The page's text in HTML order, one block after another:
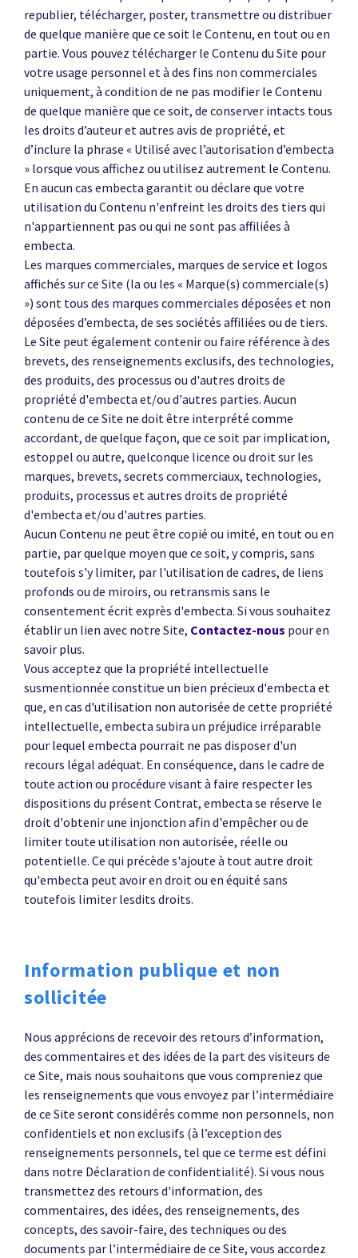
republier, télécharger, poster, transmettre ou distribuer
de quelque manière que ce soit le Contenu, en tout ou en
partie. Vous pouvez télécharger le Contenu du Site pour
votre usage personnel et à des fins non commerciales
uniquement, à condition de ne pas modifier le Contenu
de quelque manière que ce soit, de conserver intacts tous
les droits d’auteur et autres avis de propriété, et
d’inclure la phrase « Utilisé avec l’autorisation d’embecta
» lorsque vous affichez ou utilisez autrement le Contenu.
En aucun cas embecta garantit ou déclare que votre
utilisation du Contenu n'enfreint les droits des tiers qui
n'appartiennent pas ou qui ne sont pas affiliées à
embecta.
Les marques commerciales, marques de service et logos
affichés sur ce Site (la ou les « Marque(s) commerciale(s)
») sont tous des marques commerciales déposées et non
déposées d’embecta, de ses sociétés affiliées ou de tiers.
Le Site peut également contenir ou faire référence à des
brevets, des renseignements exclusifs, des technologies,
des produits, des processus ou d'autres droits de
propriété d'embecta et/ou d'autres parties. Aucun
contenu de ce Site ne doit être interprété comme
accordant, de quelque façon, que ce soit par implication,
estoppel ou autre, quelconque licence ou droit sur les
marques, brevets, secrets commerciaux, technologies,
produits, processus et autres droits de propriété
d'embecta et/ou d'autres parties.
Aucun Contenu ne peut être copié ou imité, en tout ou en
partie, par quelque moyen que ce soit, y compris, sans
toutefois s'y limiter, par l'utilisation de cadres, de liens
profonds ou de miroirs, ou retransmis sans le
consentement écrit exprès d'embecta. Si vous souhaitez
établir un lien avec notre Site, Contactez-nous pour en
savoir plus.
Vous acceptez que la propriété intellectuelle
susmentionnée constitue un bien précieux d'embecta et
que, en cas d'utilisation non autorisée de cette propriété
intellectuelle, embecta subira un préjudice irréparable
pour lequel embecta pourrait ne pas disposer d'un
recours légal adéquat. En conséquence, dans le cadre de
toute action ou procédure visant à faire respecter les
dispositions du présent Contrat, embecta se réserve le
droit d'obtenir une injonction afin d'empêcher ou de
limiter toute utilisation non autorisée, réelle ou
potentielle. Ce qui précède s'ajoute à tout autre droit
qu'embecta peut avoir en droit ou en équité sans
toutefois limiter lesdits droits.
Information publique et non
sollicitée
Nous apprécions de recevoir des retours d’information,
des commentaires et des idées de la part des visiteurs de
ce Site, mais nous souhaitons que vous compreniez que
les renseignements que vous envoyez par l’intermédiaire
de ce Site seront considérés comme non personnels, non
confidentiels et non exclusifs (à l’exception des
renseignements personnels, tel que ce terme est défini
dans notre Déclaration de confidentialité). Si vous nous
transmettez des retours d'information, des
commentaires, des idées, des renseignements, des
concepts, des savoir-faire, des techniques ou des
documents par l’intermédiaire de ce Site, vous accordez